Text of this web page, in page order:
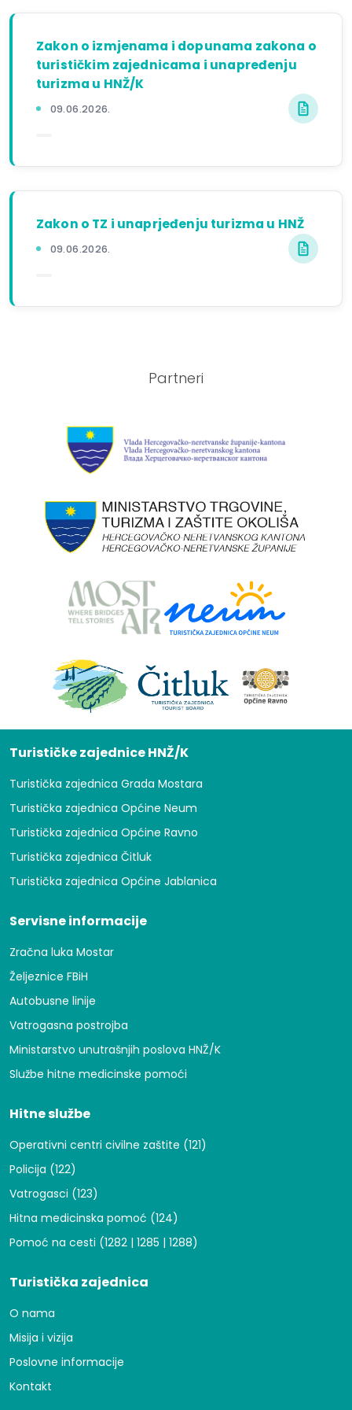
Zakon o izmjenama i dopunama zakona o
turističkim zajednicama i unapređenju
turizma u HNŽ/K
09.06.2026.
Zakon o TZ i unaprjeđenju turizma u HNŽ
09.06.2026.
Partneri
Turističke zajednice HNŽ/K
Turistička zajednica Grada Mostara
Turistička zajednica Općine Neum
Turistička zajednica Općine Ravno
Turistička zajednica Čitluk
Turistička zajednica Općine Jablanica
Servisne informacije
Zračna luka Mostar
Željeznice FBiH
Autobusne linije
Vatrogasna postrojba
Ministarstvo unutrašnjih poslova HNŽ/K
Službe hitne medicinske pomoći
Hitne službe
Operativni centri civilne zaštite (121)
Policija (122)
Vatrogasci (123)
Hitna medicinska pomoć (124)
Pomoć na cesti (1282 | 1285 | 1288)
Turistička zajednica
O nama
Misija i vizija
Poslovne informacije
Kontakt